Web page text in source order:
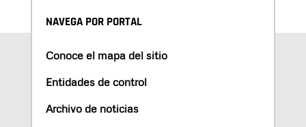
NAVEGA POR PORTAL
Conoce el mapa del sitio
Entidades de control
Archivo de noticias